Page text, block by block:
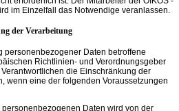
im Einzelfall das Notwendige veranlassen.
der Verarbeitung
personenbezogener Daten betroffene
Richtlinien- und Verordnungsgeber
die Einschränkung der
wenn eine der folgenden Voraussetzungen
Daten wird von der